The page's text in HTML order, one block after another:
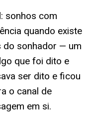
sonhos com
quando existe
do sonhador — um
que foi dito e
ser dito e ficou
o canal de
em si.